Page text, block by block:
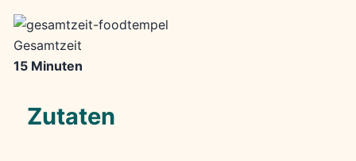
Gesamtzeit
15 Minuten
Zutaten